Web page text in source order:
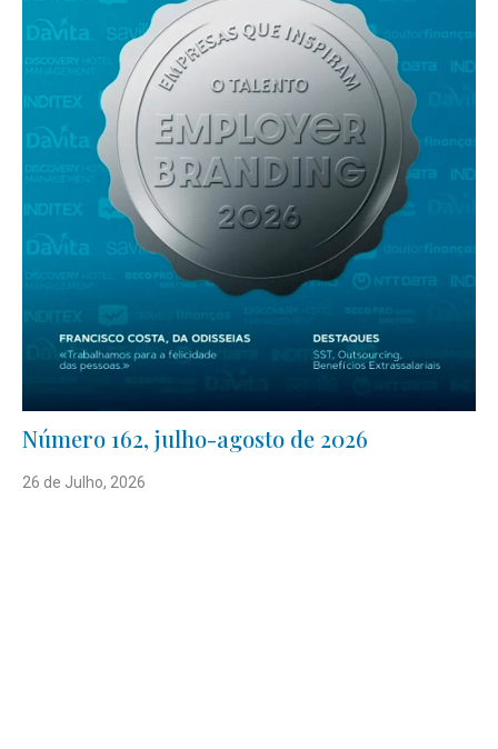
Número 162, julho-agosto de 2026
26 de Julho, 2026